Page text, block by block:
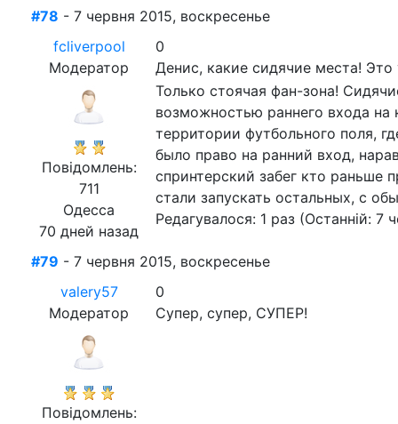
#78 - 7 червня 2015, воскресенье
fcliverpool
Модератор
Повідомлень:
711
Одесса
70 дней назад
0
Денис, какие сидячие места!
Только стоячая фан-зона!
возможностью раннего входа на
территории футбольного поля,
было право на ранний вход,
спринтерский забег кто раньше
стали запускать остальных, с
Редагувалося: 1 раз (Останній: 7
#79 - 7 червня 2015, воскресенье
valery57
Модератор
Повідомлень:
0
Супер, супер, СУПЕР!